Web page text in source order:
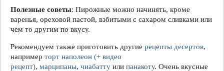
Полезные советы: Пирожные можно начинять, кроме
варенья, ореховой пастой, взбитыми с сахаром сливками или
чем то другим по вкусу.
Рекомендуем также приготовить другие рецепты десертов,
например торт наполеон (+ видео
рецепт), марципаны, чиабатту или панакоту. Очень вкусные